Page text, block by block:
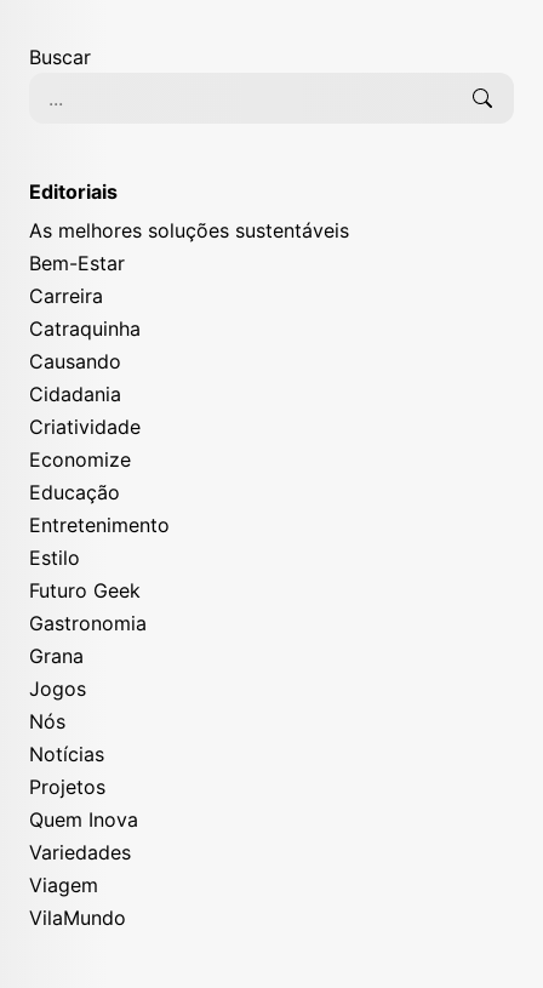
Buscar
Editoriais
As melhores soluções sustentáveis
Bem-Estar
Carreira
Catraquinha
Causando
Cidadania
Criatividade
Economize
Educação
Entretenimento
Estilo
Futuro Geek
Gastronomia
Grana
Jogos
Nós
Notícias
Projetos
Quem Inova
Variedades
Viagem
VilaMundo